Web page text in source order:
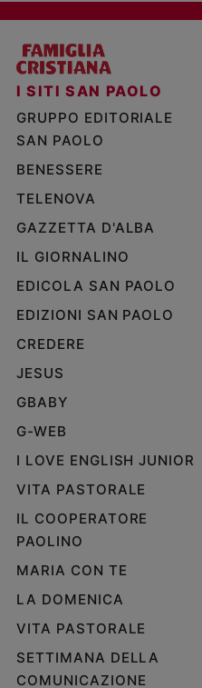
I SITI SAN PAOLO
GRUPPO EDITORIALE
SAN PAOLO
BENESSERE
TELENOVA
GAZZETTA D'ALBA
IL GIORNALINO
EDICOLA SAN PAOLO
EDIZIONI SAN PAOLO
CREDERE
JESUS
GBABY
G-WEB
I LOVE ENGLISH JUNIOR
VITA PASTORALE
IL COOPERATORE
PAOLINO
MARIA CON TE
LA DOMENICA
VITA PASTORALE
SETTIMANA DELLA
COMUNICAZIONE